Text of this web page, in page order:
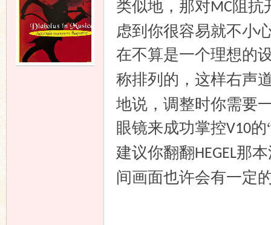
类似地，那对MC阻抗
虑到你很容易就不小
在不算是一个理想的
称排列的，这样右声
地说，调整时你需要
眼镜来成功掌控V10的
建议你翻翻HEGEL那
间画面也许会有一定